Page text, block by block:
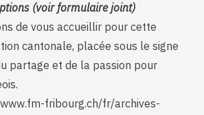
(voir formulaire joint)
de vous accueillir pour cette
cantonale, placée sous le signe
partage et de la passion pour
fribourg.ch/fr/archives-